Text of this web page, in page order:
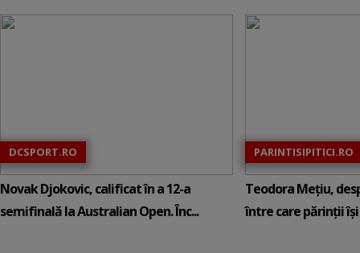
DCSPORT.RO
Novak Djokovic, calificat în a 12-a
semifinală la Australian Open. Înc...
PARINTISIPITICI.RO
Teodora Mețiu,
între care părinții își